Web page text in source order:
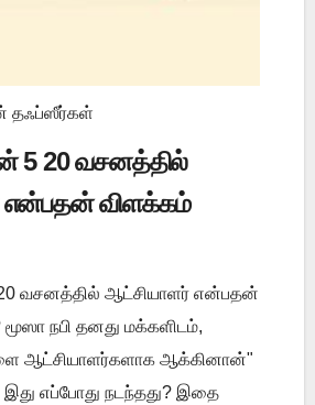
தஃப்ஸீர்கள்
5 20 வசனத்தில்
என்பதன் விளக்கம்
வசனத்தில் ஆட்சியாளர் என்பதன்
நபி தனது மக்களிடம்,
ஆட்சியாளர்களாக ஆக்கினான்"
இது எப்போது நடந்தது? இதை